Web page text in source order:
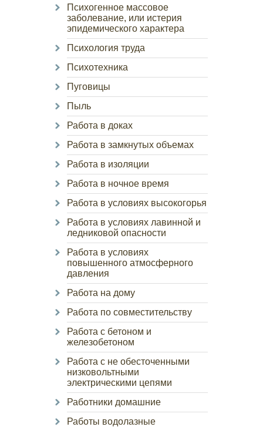
Психогенное массовое
заболевание, или истерия
эпидемического характера
Психология труда
Психотехника
Пуговицы
Пыль
Работа в доках
Работа в замкнутых объемах
Работа в изоляции
Работа в ночное время
Работа в условиях высокогорья
Работа в условиях лавинной и
ледниковой опасности
Работа в условиях
повышенного атмосферного
давления
Работа на дому
Работа по совместительству
Работа с бетоном и
железобетоном
Работа с не обесточенными
низковольтными
электрическими цепями
Работники домашние
Работы водолазные